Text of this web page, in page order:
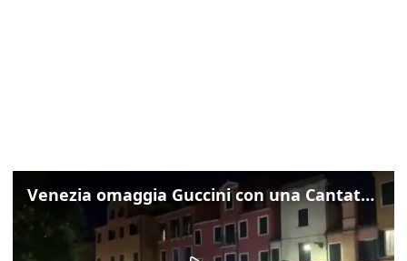
Venezia omaggia Guccini con una Cantata Anarchica in campo Santa Margherita